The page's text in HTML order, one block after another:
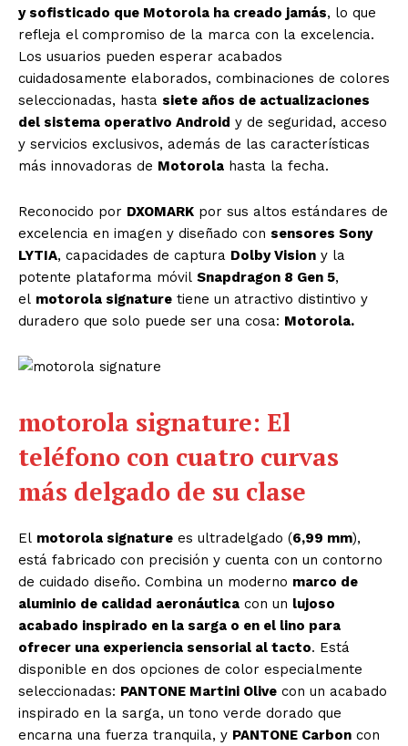
y sofisticado que Motorola ha creado jamás, lo que
refleja el compromiso de la marca con la excelencia.
Los usuarios pueden esperar acabados
cuidadosamente elaborados, combinaciones de colores
seleccionadas, hasta siete años de actualizaciones
del sistema operativo Android y de seguridad, acceso
y servicios exclusivos, además de las características
más innovadoras de Motorola hasta la fecha.
Reconocido por DXOMARK por sus altos estándares de
excelencia en imagen y diseñado con sensores Sony
LYTIA, capacidades de captura Dolby Vision y la
potente plataforma móvil Snapdragon 8 Gen 5,
el motorola signature tiene un atractivo distintivo y
duradero que solo puede ser una cosa: Motorola.
motorola signature: El
teléfono con cuatro curvas
más delgado de su clase
El motorola signature es ultradelgado (6,99 mm),
está fabricado con precisión y cuenta con un contorno
de cuidado diseño. Combina un moderno marco de
aluminio de calidad aeronáutica con un lujoso
acabado inspirado en la sarga o en el lino para
ofrecer una experiencia sensorial al tacto. Está
disponible en dos opciones de color especialmente
seleccionadas: PANTONE Martini Olive con un acabado
inspirado en la sarga, un tono verde dorado que
encarna una fuerza tranquila, y PANTONE Carbon con